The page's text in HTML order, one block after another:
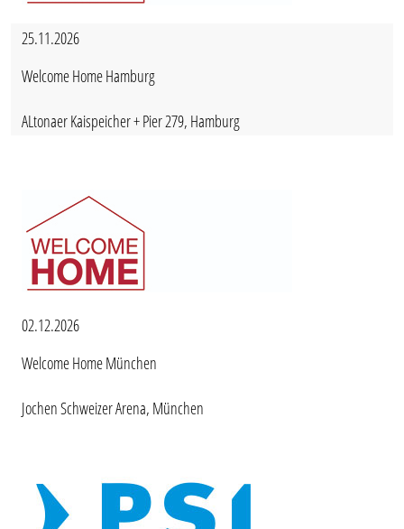
25.11.2026
Welcome Home Hamburg
ALtonaer Kaispeicher + Pier 279, Hamburg
02.12.2026
Welcome Home München
Jochen Schweizer Arena, München